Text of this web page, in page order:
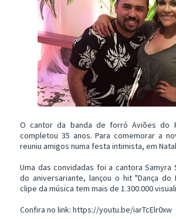
O cantor da banda de forró Aviões do
completou 35 anos. Para comemorar a
reuniu amigos numa festa intimista, em Natal
Uma das convidadas foi a cantora Samyra
do aniversariante, lançou o hit "Dança do
clipe da música tem mais de 1.300.000
Confira no link: https://youtu.be/iarTcElr0xw